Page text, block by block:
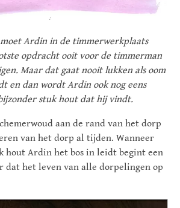
moet Ardin in de timmerwerkplaats
opdracht ooit voor de timmerman
Maar dat gaat nooit lukken als oom
en dan wordt Ardin ook nog eens
stuk hout dat hij vindt.
aan de rand van het dorp
van het dorp al tijden. Wanneer
hout Ardin het bos in leidt begint een
dat het leven van alle dorpelingen op